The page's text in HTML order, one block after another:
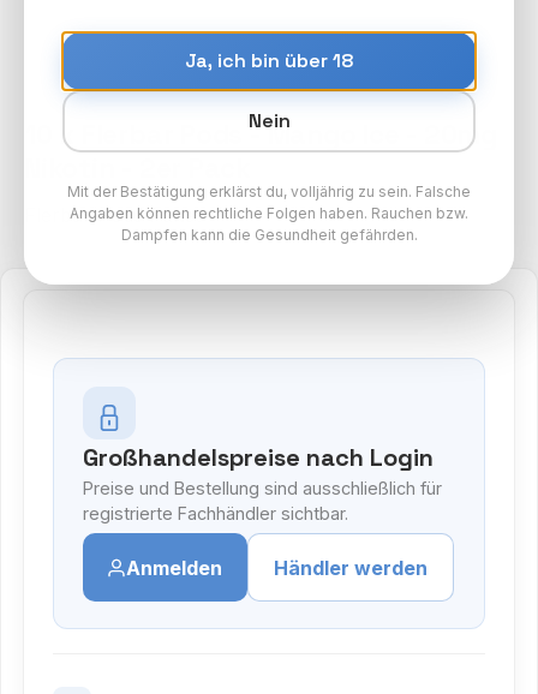
10 x Flerbar Pods - Mango Ice - 20mg
Flerbar Pods Paket
Großhandelspreise nach Login
Preise und Bestellung sind ausschließlich für
registrierte Fachhändler sichtbar.
Anmelden Händler werden
Ja, ich bin über 18
Nein
Mit der Bestätigung erklärst du, volljährig zu sein. Falsche
Angaben können rechtliche Folgen haben. Rauchen bzw.
Dampfen kann die Gesundheit gefährden.